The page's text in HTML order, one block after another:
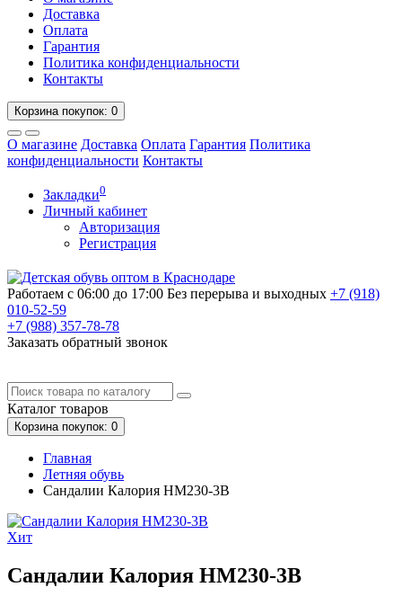
Доставка
Оплата
Гарантия
Политика конфиденциальности
Контакты
Корзинапокупок: 0
О магазине Доставка Оплата Гарантия Политика
конфиденциальности Контакты
Закладки0
Личный кабинет
Авторизация
Регистрация
Работаем с 06:00 до 17:00 Без перерыва и выходных +7 (918)
010-52-59
+7 (988) 357-78-78
Заказать обратный звонок
Каталог товаров
Корзинапокупок: 0
Главная
Летняя обувь
Сандалии Калория HM230-3B
Хит
Сандалии Калория HM230-3B